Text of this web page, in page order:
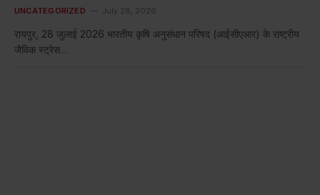
UNCATEGORIZED July 28, 2026
रायपुर, 28 जुलाई 2026 भारतीय कृषि अनुसंधान परिषद (आईसीएआर) के राष्ट्रीय
जैविक स्ट्रेस…